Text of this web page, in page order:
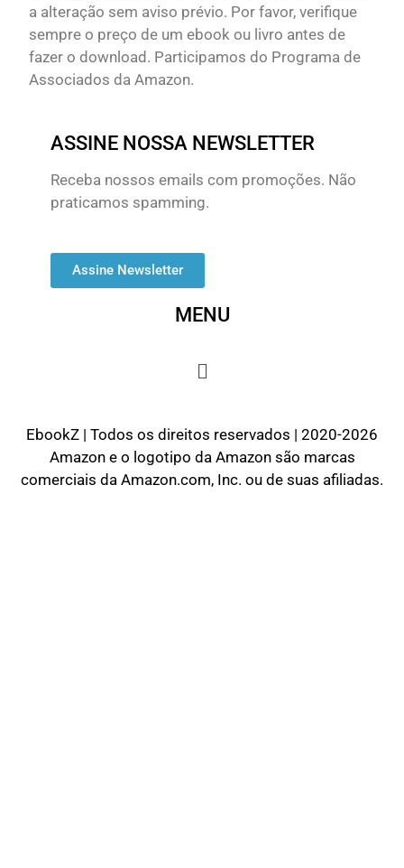
a alteração sem aviso prévio. Por favor, verifique
sempre o preço de um ebook ou livro antes de
fazer o download. Participamos do Programa de
Associados da Amazon.
ASSINE NOSSA NEWSLETTER
Receba nossos emails com promoções. Não
praticamos spamming.
Assine Newsletter
MENU
EbookZ | Todos os direitos reservados | 2020-2026
Amazon e o logotipo da Amazon são marcas
comerciais da Amazon.com, Inc. ou de suas afiliadas.